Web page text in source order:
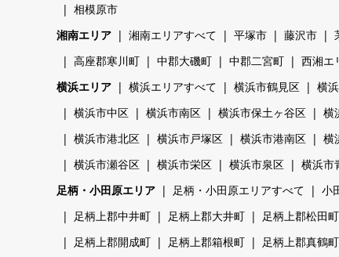
相模原市
湘南エリア
湘南エリアすべて 平塚市 藤沢市
高座郡寒川町
中郡大磯町 中郡二宮町
西湘エ
横浜エリア
横浜エリアすべて 横浜市鶴見区 横
横浜市中区
横浜市南区 横浜市保土ヶ谷区 横
横浜市港北区
横浜市戸塚区 横浜市港南区 横
横浜市瀬谷区
横浜市栄区 横浜市泉区 横浜市
足柄・小田原エリア
足柄・小田原エリアすべて 小
足柄上郡中井町
足柄上郡大井町 足柄上郡松田町
足柄上郡開成町
足柄上郡箱根町 足柄上郡真鶴町